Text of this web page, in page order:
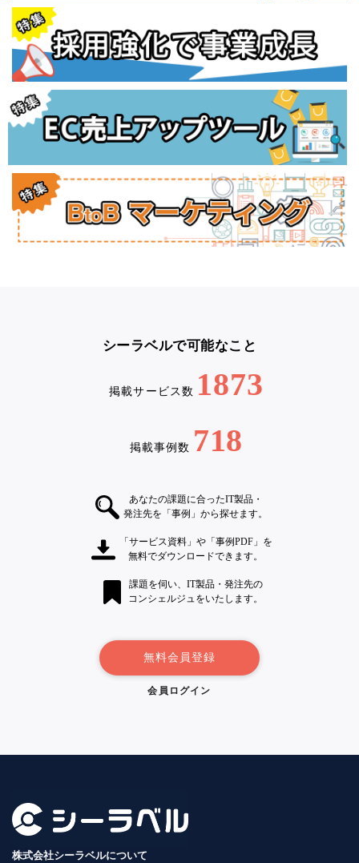
シーラベルで可能なこと
掲載サービス数 1873
掲載事例数 718
あなたの課題に合ったIT製品・
発注先を「事例」から探せます。
「サービス資料」や「事例PDF」を
無料でダウンロードできます。
課題を伺い、IT製品・発注先の
コンシェルジュをいたします。
無料会員登録
会員ログイン
株式会社シーラベルについて